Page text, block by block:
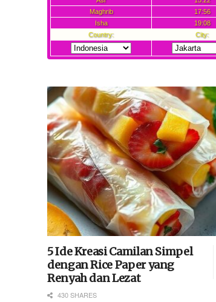
5 Ide Kreasi Camilan Simpel
dengan Rice Paper yang
Renyah dan Lezat
430 SHARES